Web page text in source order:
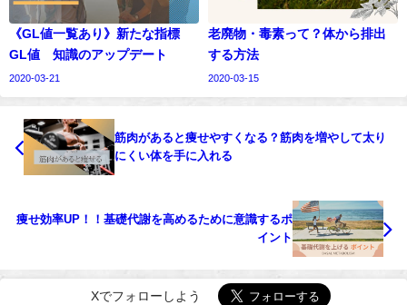
《GL値一覧あり》新たな指標
GL値 知識のアップデート
2020-03-21
老廃物・毒素って？体から排出
する方法
2020-03-15
筋肉があると痩せやすくなる？筋肉を増やして太り
にくい体を手に入れる
痩せ効率UP！！基礎代謝を高めるために意識するポ
イント
Xでフォローしよう